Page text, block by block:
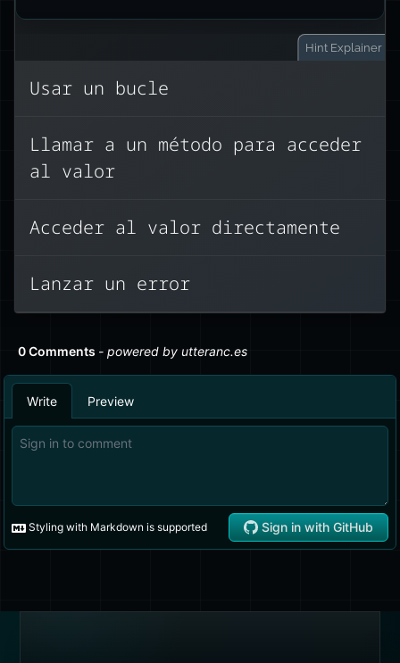
Hint Explainer
Usar un bucle
Llamar a un método para acceder
al valor
Acceder al valor directamente
Lanzar un error
acceder como una propiedad normal.
No es necesario llamarlo como una
obj.val
invoca directamente el